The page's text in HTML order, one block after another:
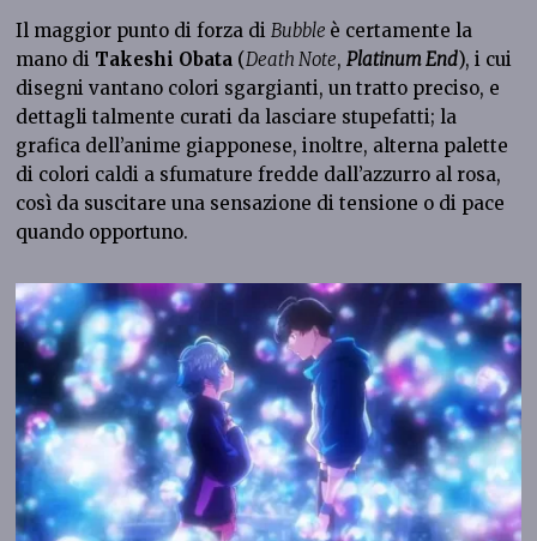
Il maggior punto di forza diBubble è certamente la
mano di Takeshi Obata (Death Note,Platinum End), i cui
disegni vantano colori sgargianti, un tratto preciso, e
dettagli talmente curati da lasciare stupefatti; la
grafica dell’anime giapponese, inoltre, alterna palette
di colori caldi a sfumature fredde dall’azzurro al rosa,
così da suscitare una sensazione di tensione o di pace
quando opportuno.